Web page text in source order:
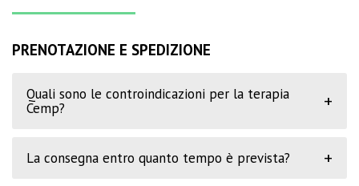
PRENOTAZIONE E SPEDIZIONE
Quali sono le controindicazioni per la terapia
Cemp?
+
La consegna entro quanto tempo è prevista? +